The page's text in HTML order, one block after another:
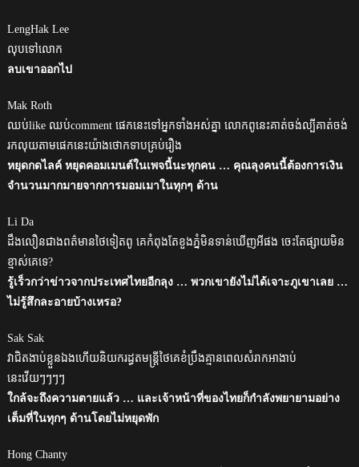
LengHak Lee
លុបទៅលោក
ลบเขาออกไป
Mak Roth
ឈប់like ឈប់comment ផេកនេះទៅអ្នកទាំងអស់គ្នា លោកពូនេះគាត់ចង់ល្បីគាត់ចង់
រកលុយតាមផេកនេះយ៉ាងថោកទាបគ្រប់រឿង
หยุดกดไลค์ หยุดคอมเมนต์ในเพจนี้นะทุกคน … คุณลุงคนนี้ต้องการเงิน
จำนวนมากมายจากการมอมเมาในทุกๆ ด้าน
Li Da
ដឹងលឿនជាងពត៌មានថៃទៀតពូ គេកំពុងតែខួងភ្នំមិនទាន់ឃើញអីផង ចេះតែផ្សាយមិន
ខ្មាស់គេទេ?
รู้เร็วกว่าข่าวจากประเทศไทยอีกลุง … พวกเขายังไม่ได้เจาะภูเขาเลย …
ไม่รู้สึกละอายบ้างเหรอ?
Sak Sak
វាជិតងាប់ខ្លួនឯងហើយនិយករដ្ធតមន្ត្រីថៃគេខំប្រឹងគ្មានពេលសំរាកអាងាប់
នេះវើយៗៗៗៗ
ใกล้จะถึงความตายแล้ว … และเจ้าหน้าที่ของไทยก็กำลังพยายามอย่าง
เต็มที่ในทุกๆ ด้านโดยไม่หยุดพัก
Hong Chanty